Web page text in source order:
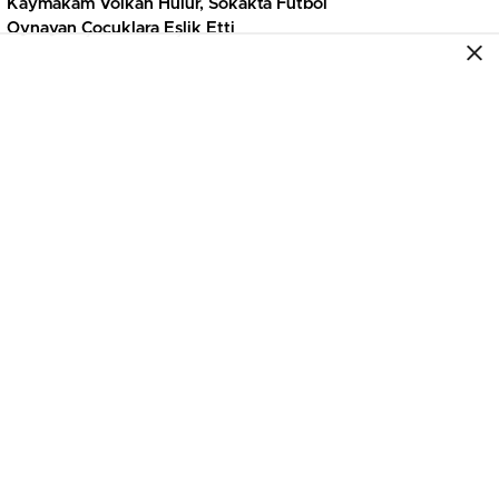
Kaymakam Volkan Hülür, Sokakta Futbol
Oynayan Çocuklara Eşlik Etti